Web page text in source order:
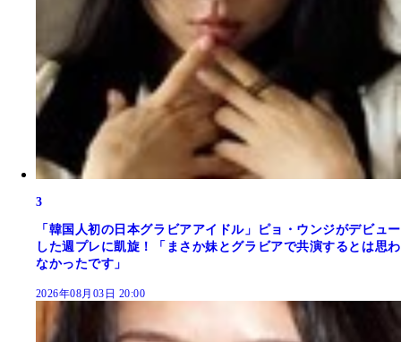
3
「韓国人初の日本グラビアアイドル」ピョ・ウンジがデビュー
した週プレに凱旋！「まさか妹とグラビアで共演するとは思わ
なかったです」
2026年08月03日 20:00